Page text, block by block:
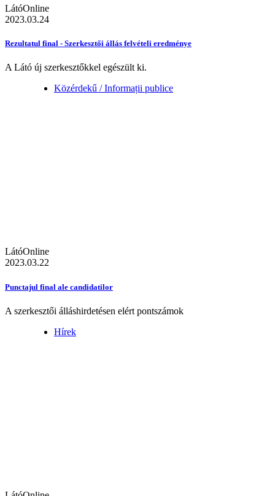
LátóOnline
2023.03.24
Rezultatul final - Szerkesztői állás felvételi eredménye
A Látó új szerkesztőkkel egészült ki.
Közérdekű / Informații publice
LátóOnline
2023.03.22
Punctajul final ale candidatilor
A szerkesztői álláshirdetésen elért pontszámok
Hírek